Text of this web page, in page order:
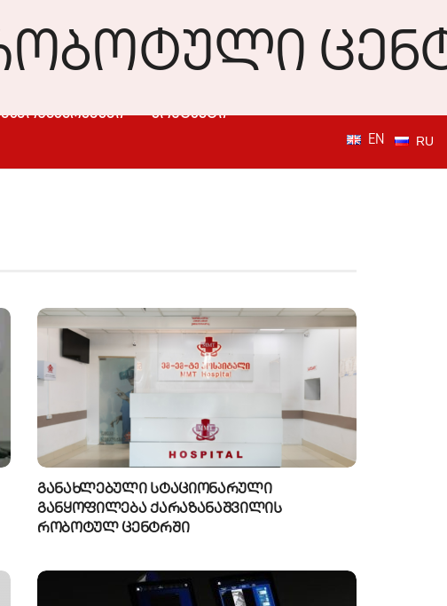
ᲒᲐᲛᲝᲮᲛᲐᲣᲠᲔᲑᲔᲑᲘ ᲙᲝᲜᲢᲐᲥᲢᲘ
EN RU
განახლებული სტაციონარული
განყოფილება ქარაზანაშვილის
რობოტულ ცენტრში